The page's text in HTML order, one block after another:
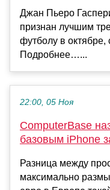
Джан Пьеро
признан лучшим
футболу в октябре,
Подробнее…...
22:00, 05 Ноя
ComputerBase
базовым iPhone
Разница между
максимально